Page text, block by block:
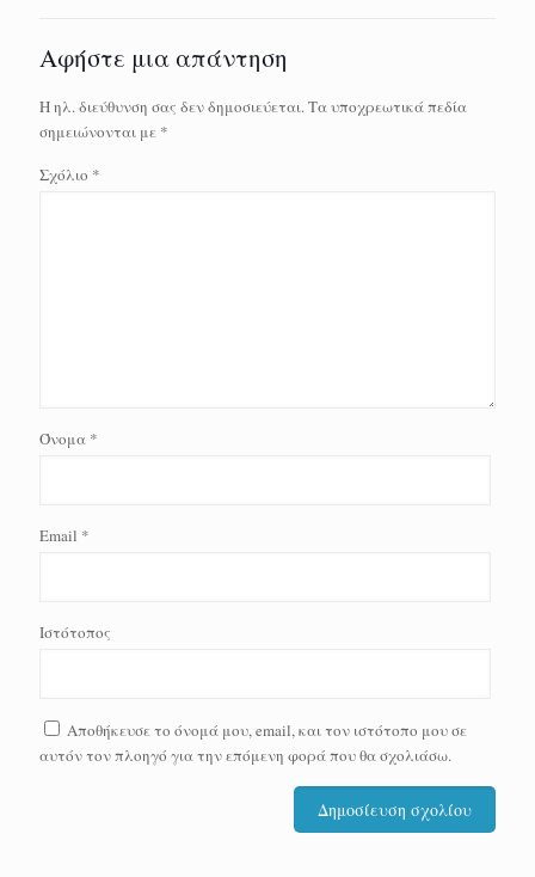
Αφήστε μια απάντηση
Η ηλ. διεύθυνση σας δεν δημοσιεύεται.Τα υποχρεωτικά πεδία
σημειώνονται με *
Σχόλιο *
Όνομα *
Email *
Ιστότοπος
Αποθήκευσε το όνομά μου, email, και τον ιστότοπο μου σε
αυτόν τον πλοηγό για την επόμενη φορά που θα σχολιάσω.